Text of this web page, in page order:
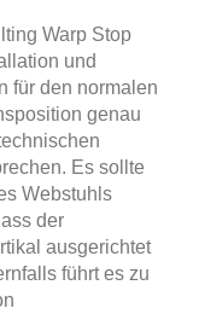
Warp Stop
und
für den normalen
genau
Es sollte
Webstuhls
der
ausgerichtet
führt es zu